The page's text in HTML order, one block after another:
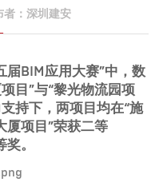
者：深圳建安
届BIM应用大赛”中，数
目”与“黎光物流园项
持下，两项目均在“施
厦项目”荣获二等
。